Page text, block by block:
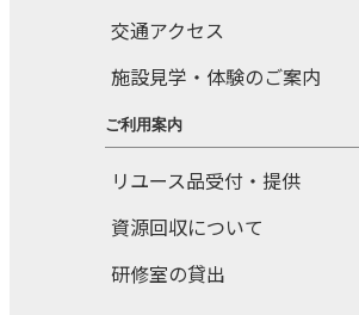
交通アクセス
施設見学・体験のご案内
ご利用案内
リユース品受付・提供
資源回収について
研修室の貸出